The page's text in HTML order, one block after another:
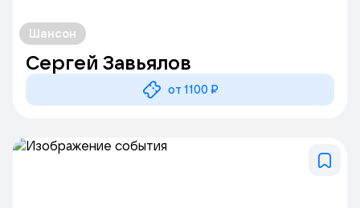
Шансон
Сергей Завьялов
от 1100 ₽